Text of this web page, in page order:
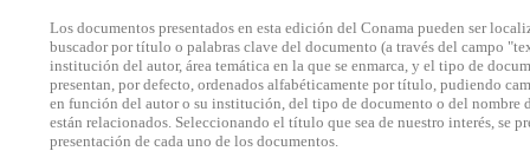
Los documentos presentados en esta edición del Conama pueden ser
buscador por título o palabras clave del documento (a través del campo
institución del autor, área temática en la que se enmarca, y el tipo de
presentan, por defecto, ordenados alfabéticamente por título, pudiendo
en función del autor o su institución, del tipo de documento o del nombre
están relacionados. Seleccionando el título que sea de nuestro interés, se
presentación de cada uno de los documentos.